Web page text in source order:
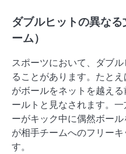
ダブルヒットの異な
ーム）
スポーツにおいて、ダブ
ることがあります。たと
がボールをネットを越え
ールトと見なされます。
ーがキック中に偶然ボー
が相手チームへのフリー
す。